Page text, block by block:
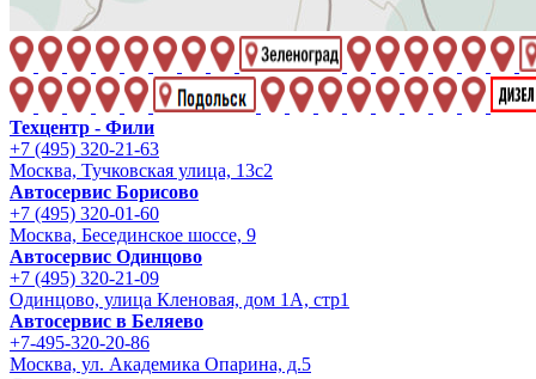
Техцентр - Фили
+7 (495) 320-21-63
Москва, Тучковская улица, 13с2
Автосервис Борисово
+7 (495) 320-01-60
Москва, Бесединское шоссе, 9
Автосервис Одинцово
+7 (495) 320-21-09
Одинцово, улица Кленовая, дом 1А, стр1
Автосервис в Беляево
+7-495-320-20-86
Москва, ул. Академика Опарина, д.5